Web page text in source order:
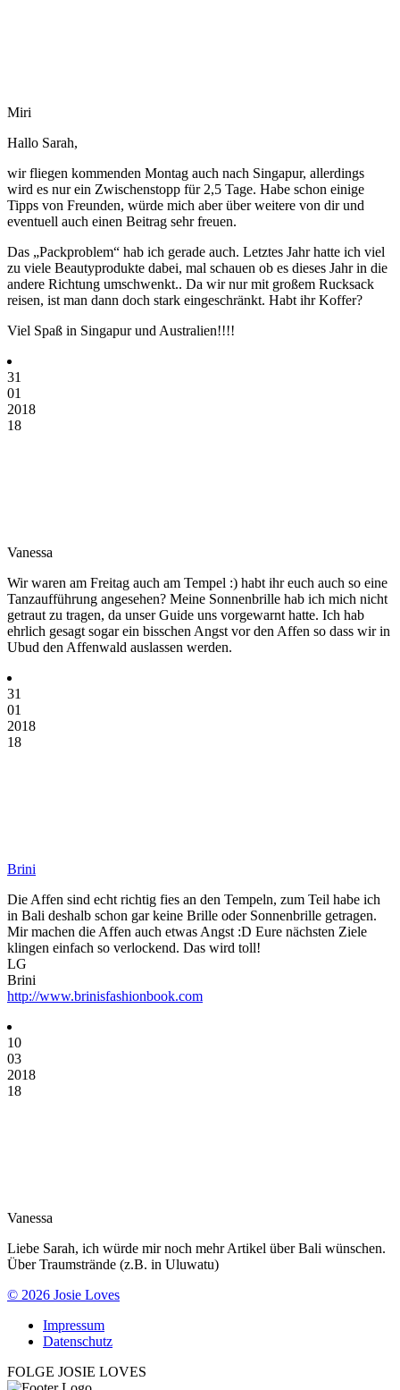
Miri
Hallo Sarah,
wir fliegen kommenden Montag auch nach Singapur, allerdings
wird es nur ein Zwischenstopp für 2,5 Tage. Habe schon einige
Tipps von Freunden, würde mich aber über weitere von dir und
eventuell auch einen Beitrag sehr freuen.
Das „Packproblem“ hab ich gerade auch. Letztes Jahr hatte ich viel
zu viele Beautyprodukte dabei, mal schauen ob es dieses Jahr in die
andere Richtung umschwenkt.. Da wir nur mit großem Rucksack
reisen, ist man dann doch stark eingeschränkt. Habt ihr Koffer?
Viel Spaß in Singapur und Australien!!!!
31
01
2018
18
Vanessa
Wir waren am Freitag auch am Tempel :) habt ihr euch auch so eine
Tanzaufführung angesehen? Meine Sonnenbrille hab ich mich nicht
getraut zu tragen, da unser Guide uns vorgewarnt hatte. Ich hab
ehrlich gesagt sogar ein bisschen Angst vor den Affen so dass wir in
Ubud den Affenwald auslassen werden.
31
01
2018
18
Brini
Die Affen sind echt richtig fies an den Tempeln, zum Teil habe ich
in Bali deshalb schon gar keine Brille oder Sonnenbrille getragen.
Mir machen die Affen auch etwas Angst :D Eure nächsten Ziele
klingen einfach so verlockend. Das wird toll!
LG
Brini
http://www.brinisfashionbook.com
10
03
2018
18
Vanessa
Liebe Sarah, ich würde mir noch mehr Artikel über Bali wünschen.
Über Traumstrände (z.B. in Uluwatu)
© 2026 Josie Loves
Impressum
Datenschutz
FOLGE JOSIE LOVES